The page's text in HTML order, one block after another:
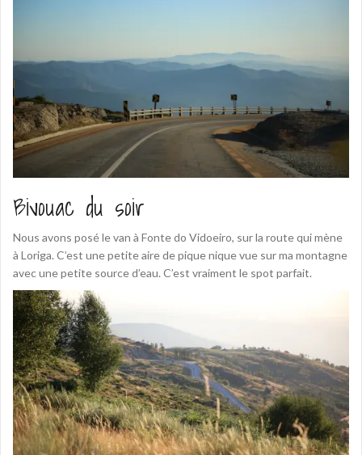
Bivouac du soir
Nous avons posé le van à Fonte do Vidoeiro, sur la route qui mène
à Loriga. C’est une petite aire de pique nique vue sur ma montagne
avec une petite source d’eau. C’est vraiment le spot parfait.